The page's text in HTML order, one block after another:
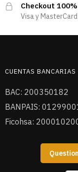
Checkout
Visa y MasterCard
CUENTAS BANCARIAS
BAC: 200350182
BANPAIS:
Ficohsa: